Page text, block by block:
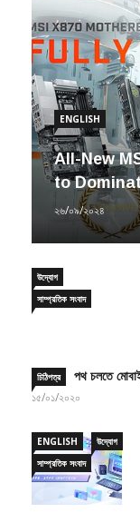
ENGLISH
All-New
to
২৬/০৯/২০২৪
উদ্যোগ
সাম্প্রতিক সংবাদ
চিঠিপত্র পথ চলতে
১৫/০১/২০২০
ENGLISH
উদ্যোগ
সাম্প্রতিক সংবাদ